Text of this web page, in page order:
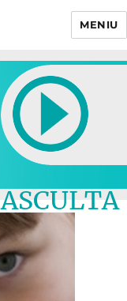
MENIU
ASCULTA
LIVE